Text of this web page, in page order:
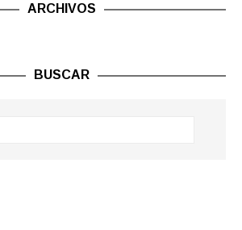
ARCHIVOS
BUSCAR